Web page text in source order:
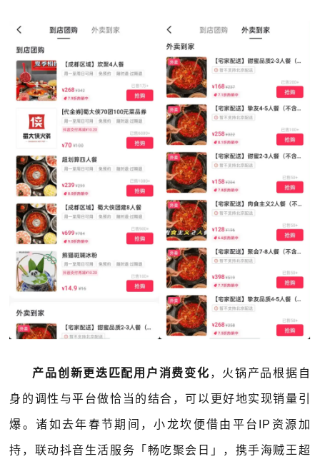
产品创新更迭匹配用户消费变化 ，火锅产品根据自
身的调性与平台做恰当的结合，可以更好地实现销量引
爆。诸如去年春节期间，小龙坎便借由平台IP资源加
持，联动抖音生活服务「畅吃聚会日」，携手海贼王超